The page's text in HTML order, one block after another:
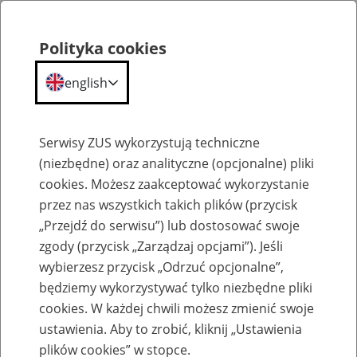
Komunikaty
Ograniczenia w wydawaniu nowych
certyfikatów dla lekarzy od 21 do 22
Polityka cookies
english
Serwisy ZUS wykorzystują techniczne
(niezbędne) oraz analityczne (opcjonalne) pliki
cookies. Możesz zaakceptować wykorzystanie
przez nas wszystkich takich plików (przycisk
„Przejdź do serwisu”) lub dostosować swoje
zgody (przycisk „Zarządzaj opcjami”). Jeśli
wybierzesz przycisk „Odrzuć opcjonalne”,
będziemy wykorzystywać tylko niezbędne pliki
cookies. W każdej chwili możesz zmienić swoje
ustawienia. Aby to zrobić, kliknij „Ustawienia
plików cookies” w stopce.